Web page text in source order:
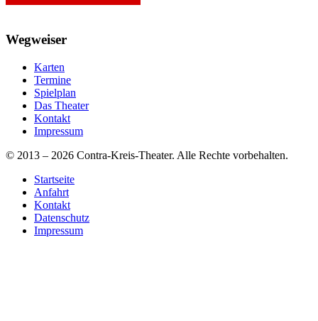
Wegweiser
Karten
Termine
Spielplan
Das Theater
Kontakt
Impressum
© 2013 – 2026 Contra-Kreis-Theater. Alle Rechte vorbehalten.
Startseite
Anfahrt
Kontakt
Datenschutz
Impressum